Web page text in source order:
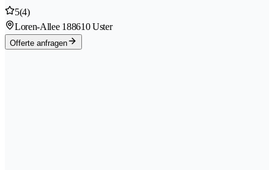
5(4)
Loren-Allee 188610 Uster
Offerte anfragen